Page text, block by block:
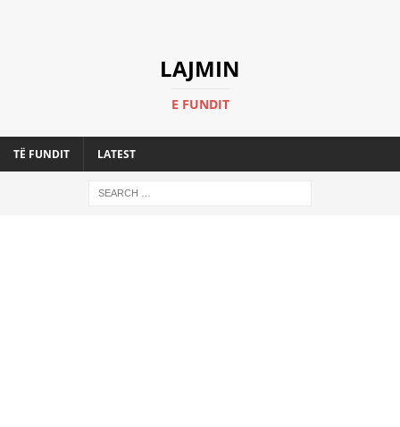
LAJMIN
E FUNDIT
TË FUNDIT LATEST